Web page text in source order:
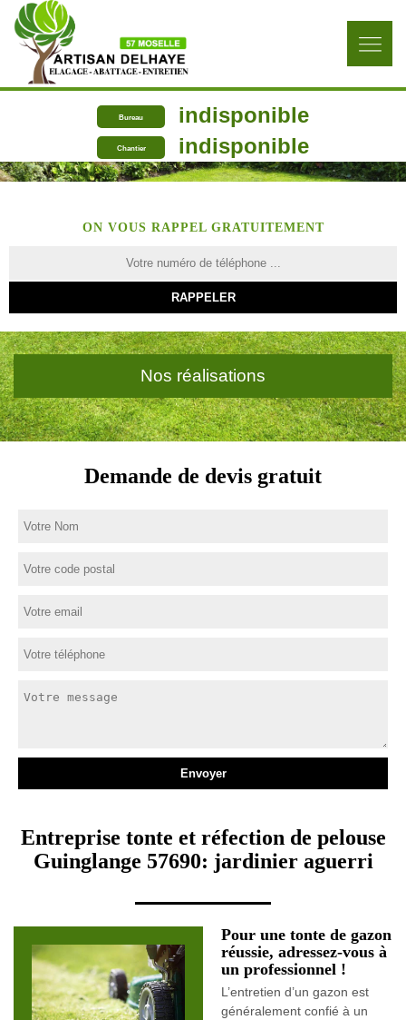
Bureau indisponible
Chantier indisponible
ON VOUS RAPPEL GRATUITEMENT
Nos réalisations
Demande de devis gratuit
Entreprise tonte et réfection de pelouse
Guinglange 57690: jardinier aguerri
Pour une tonte de gazon
réussie, adressez-vous à
un professionnel !
L’entretien d’un gazon est
généralement confié à un